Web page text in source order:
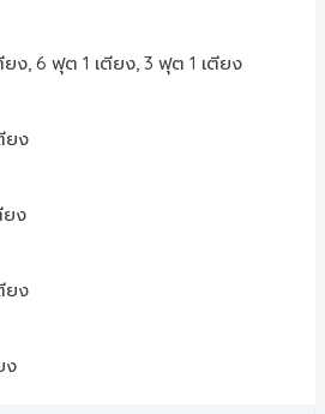
ง, 6 ฟุต 1 เตียง, 3 ฟุต 1 เตียง
ยง
ยง
ยง
ง